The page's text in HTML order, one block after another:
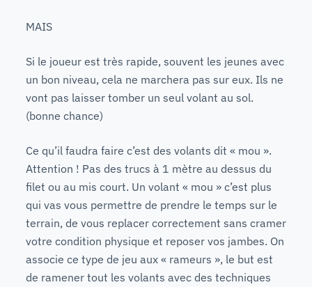
MAIS
Si le joueur est très rapide, souvent les jeunes avec
un bon niveau, cela ne marchera pas sur eux. Ils ne
vont pas laisser tomber un seul volant au sol.
(bonne chance)
Ce qu’il faudra faire c’est des volants dit « mou ».
Attention ! Pas des trucs à 1 mètre au dessus du
filet ou au mis court. Un volant « mou » c’est plus
qui vas vous permettre de prendre le temps sur le
terrain, de vous replacer correctement sans cramer
votre condition physique et reposer vos jambes. On
associe ce type de jeu aux « rameurs », le but est
de ramener tout les volants avec des techniques